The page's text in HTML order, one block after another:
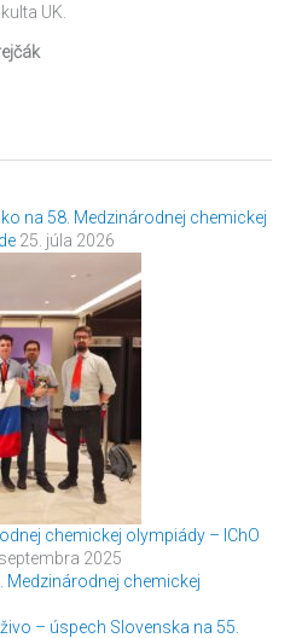
UK.
na 58. Medzinárodnej chemickej
25. júla 2026
chemickej olympiády – IChO
2025
– úspech Slovenska na 55.